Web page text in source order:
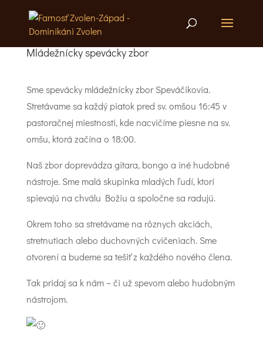
Mládežnícky spevácky zbor
Sme spevácky mládežnícky zbor Speváčikovia.
Stretávame sa každý piatok pred sv. omšou 16:45 v
pastoračnej miestnosti, kde nacvičíme piesne na sv.
omšu, ktorá začína o 18:00.
Naš zbor doprevádza gitara, bongo a iné hudobné
nástroje. Sme malá skupinka mladých ľudí, ktorí
spievajú na chválu Božiu a spoločne sa radujú.
Okrem toho sa stretávame na rôznych akciách,
stretnutiach alebo duchovných cvičeniach. Sme
otvorení a budeme sa tešiť z každého nového člena.
Tak pridaj sa k nám – či už spevom alebo hudobným
nástrojom.